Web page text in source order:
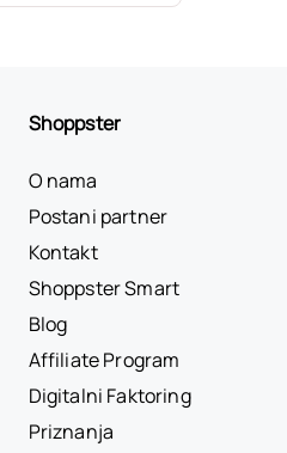
Shoppster
O nama
Postani partner
Kontakt
Shoppster Smart
Blog
Affiliate Program
Digitalni Faktoring
Priznanja